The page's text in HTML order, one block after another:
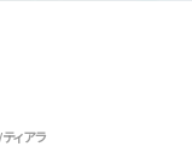
ィアラ